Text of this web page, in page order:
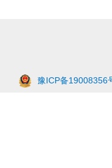
豫ICP备19008356